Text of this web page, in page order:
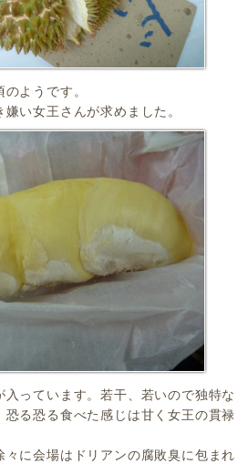
ようです。
い女王さんが求めました。
っています。若干、若いので独特な
る恐る食べた感じは甘く女王の貫禄
に会場はドリアンの腐敗臭に包まれ